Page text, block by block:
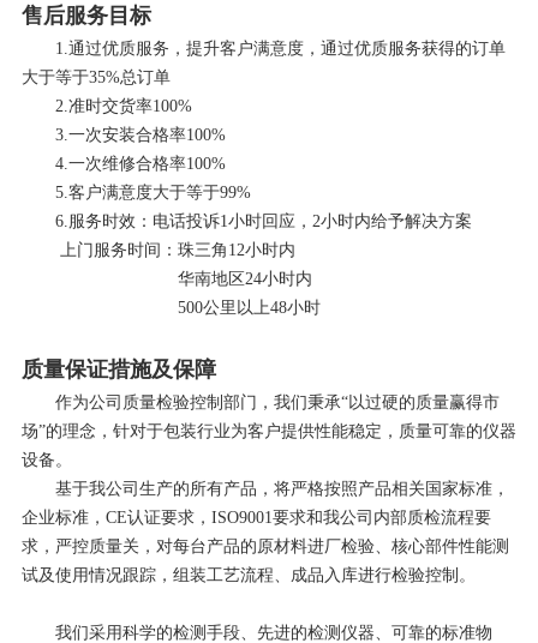
售后服务目标
1.通过优质服务，提升客户满意度，通过优质服务获得的订单
大于等于35%总订单
2.准时交货率100%
3.一次安装合格率100%
4.一次维修合格率100%
5.客户满意度大于等于99%
6.服务时效：电话投诉1小时回应，2小时内给予解决方案
上门服务时间：珠三角12小时内
华南地区24小时内
500公里以上48小时
质量保证措施及保障
作为公司质量检验控制部门，我们秉承“以过硬的质量赢得市
场”的理念，针对于包装行业为客户提供性能稳定，质量可靠的仪器
设备。
基于我公司生产的所有产品，将严格按照产品相关国家标准，
企业标准，CE认证要求，ISO9001要求和我公司内部质检流程要
求，严控质量关，对每台产品的原材料进厂检验、核心部件性能测
试及使用情况跟踪，组装工艺流程、成品入库进行检验控制。
我们采用科学的检测手段、先进的检测仪器、可靠的标准物